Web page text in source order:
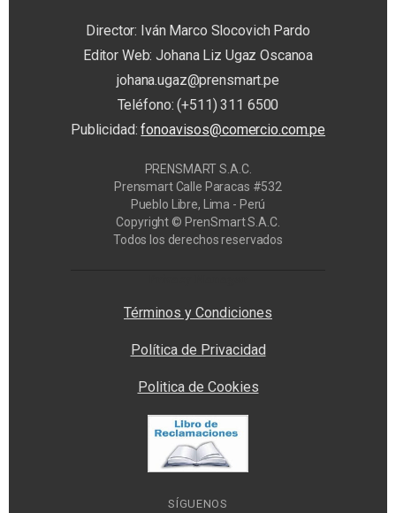
Director: Iván Marco Slocovich Pardo
Editor Web: Johana Liz Ugaz Oscanoa
johana.ugaz@prensmart.pe
Teléfono: (+511) 311 6500
Publicidad:fonoavisos@comercio.com.pe
PRENSMART S.A.C.
Prensmart Calle Paracas #532
Pueblo Libre, Lima - Perú
Copyright © PrenSmart S.A.C.
Todos los derechos reservados
Términos y Condiciones
Política de Privacidad
Politica de Cookies
SÍGUENOS